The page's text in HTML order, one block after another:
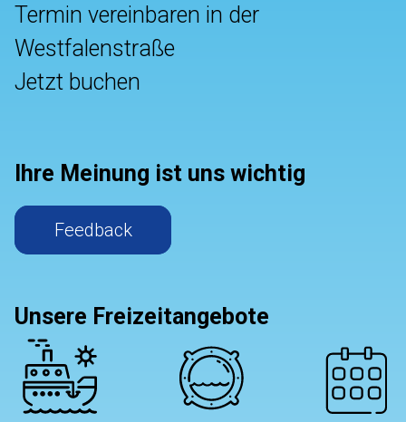
Termin vereinbaren in der
Westfalenstraße
Jetzt buchen
Ihre Meinung ist uns wichtig
Feedback
Unsere Freizeitangebote